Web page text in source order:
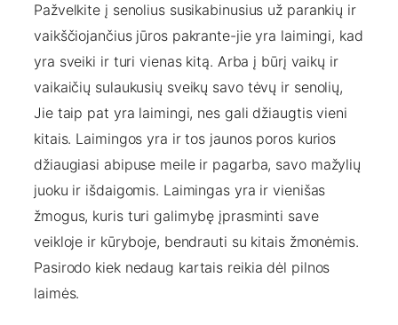
Pažvelkite į senolius susikabinusius už parankių ir
vaikščiojančius jūros pakrante-jie yra laimingi, kad
yra sveiki ir turi vienas kitą. Arba į būrį vaikų ir
vaikaičių sulaukusių sveikų savo tėvų ir senolių,
Jie taip pat yra laimingi, nes gali džiaugtis vieni
kitais. Laimingos yra ir tos jaunos poros kurios
džiaugiasi abipuse meile ir pagarba, savo mažylių
juoku ir išdaigomis. Laimingas yra ir vienišas
žmogus, kuris turi galimybę įprasminti save
veikloje ir kūryboje, bendrauti su kitais žmonėmis.
Pasirodo kiek nedaug kartais reikia dėl pilnos
laimės.